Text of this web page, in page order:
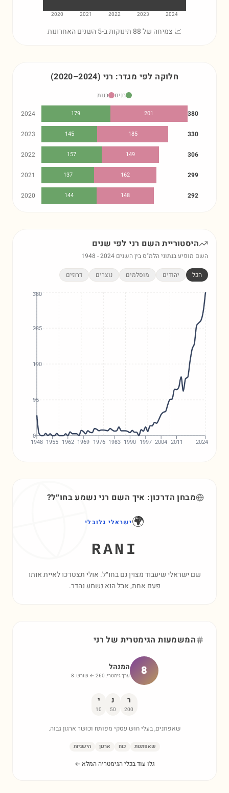
2024
2023
2022
2021
2020
📈 צמיחה של 88 תינוקות ב-5 השנים האחרונות
חלוקה לפי מגדר: רני (2020–2024)
בנים
בנות
2024
179 201 380
2023 145 185 330
2022 157 149 306
2021 137 162 299
2020 144 148 292
היסטוריית השם רנילפי שנים
השם מופיע בנתוני הלמ"ס בין השנים 1948 -2024
הכל יהודים מוסלמים נוצרים דרוזים
1948 1955 1962 1969 1976 1983 1990 1997 2004 2011 2024
0
95
190
285
380
מבחן הדרכון: איך השם רנינשמע בחו״ל?
🌍ישראלי גלובלי
RANI
שם ישראלי שיעבוד מצוין גם בחו״ל. אולי תצטרכו לאיית אותו
פעם אחת, אבל הוא נשמע נהדר.
המשמעות הגימטרית של רני
8 המנהל
ערך גימטרי: 260 ← שורש: 8
ר
200
נ
50
י
10
שאפתנים, בעלי חוש עסקי מפותח וכושר ארגון גבוה.
שאפתנות כוח ארגון הישגיות
גלו עוד בכלי הגימטריה המלא ←